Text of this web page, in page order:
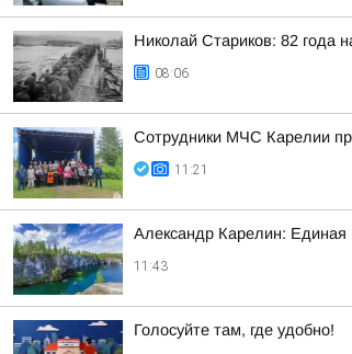
Николай Стариков: 82 года
08:06
Сотрудники МЧС Карелии
11:21
Александр Карелин: Единая
11:43
Голосуйте там, где удобно!